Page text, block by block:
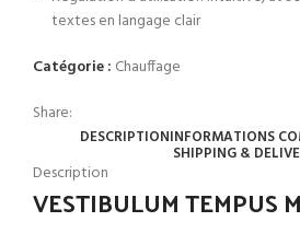
textes en langage clair
Catégorie : Chauffage
Share:
DESCRIPTIONINFORMATIONS
SHIPPING &
Description
VESTIBULUM TEMPUS